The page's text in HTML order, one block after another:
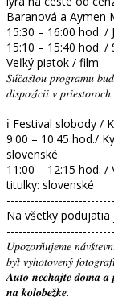
Baranová a Aymen
15:30 – 16:00 hod.
15:10 – 15:40 hod.
Veľký piatok / film
𝑆𝑢́𝑐̌𝑎𝑠𝑡̌𝑜𝑢 𝑝𝑟𝑜𝑔𝑟𝑎𝑚𝑢
𝑑𝑖𝑠𝑝𝑜𝑧𝑖́𝑐𝑖𝑖 𝑣
ℹ️ Festival slobody /
9:00 – 10:45 hod./
slovenské
11:00 – 12:15 hod.
titulky: slovenské
Na všetky
𝑈𝑝𝑜𝑧𝑜𝑟𝑛̌𝑢𝑗𝑒𝑚𝑒
𝑏𝑦𝑡̌ 𝑣𝑦ℎ𝑜𝑡𝑜𝑣𝑒𝑛𝑦́
𝑨𝒖𝒕𝒐 𝒏𝒆𝒄𝒉𝒂𝒋𝒕𝒆 𝒅𝒐𝒎𝒂 𝒂
𝒏𝒂 𝒌𝒐𝒍𝒐𝒃𝒆𝒛̌𝒌𝒆.